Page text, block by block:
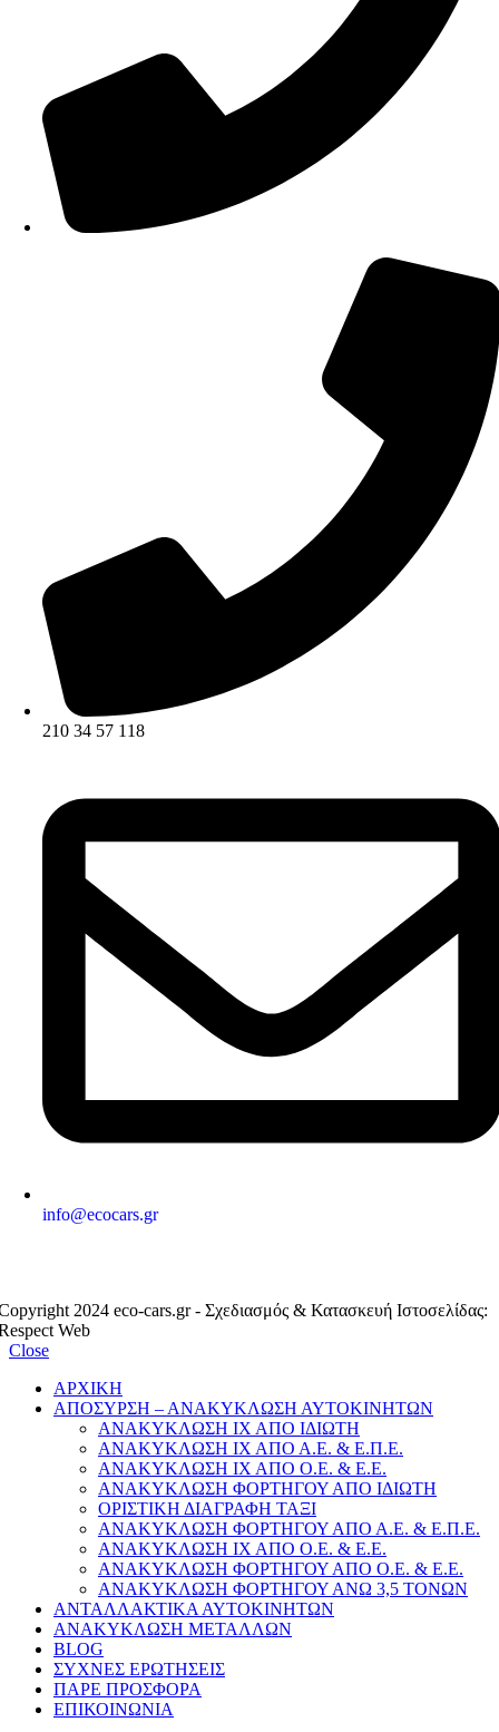
210 34 57 118
info@ecocars.gr
2024 eco-cars.gr - Σχεδιασμός & Κατασκευή Ιστοσελίδας:
Web
Close
ΑΡΧΙΚΗ
ΑΠΟΣΥΡΣΗ – ΑΝΑΚΥΚΛΩΣΗ ΑΥΤΟΚΙΝΗΤΩΝ
ΑΝΑΚΥΚΛΩΣΗ ΙΧ ΑΠΟ ΙΔΙΩΤΗ
ΑΝΑΚΥΚΛΩΣΗ ΙΧ ΑΠΟ Α.Ε. & Ε.Π.Ε.
ΑΝΑΚΥΚΛΩΣΗ ΙΧ ΑΠΟ Ο.Ε. & Ε.Ε.
ΑΝΑΚΥΚΛΩΣΗ ΦΟΡΤΗΓΟΥ ΑΠΟ ΙΔΙΩΤΗ
ΟΡΙΣΤΙΚΗ ΔΙΑΓΡΑΦΗ ΤΑΞΙ
ΑΝΑΚΥΚΛΩΣΗ ΦΟΡΤΗΓΟΥ ΑΠΟ Α.Ε. & Ε.Π.Ε.
ΑΝΑΚΥΚΛΩΣΗ ΙΧ ΑΠΟ Ο.Ε. & Ε.Ε.
ΑΝΑΚΥΚΛΩΣΗ ΦΟΡΤΗΓΟΥ ΑΠΟ Ο.Ε. & Ε.Ε.
ΑΝΑΚΥΚΛΩΣΗ ΦΟΡΤΗΓΟΥ ΑΝΩ 3,5 ΤΟΝΩΝ
ΑΝΤΑΛΛΑΚΤΙΚΑ ΑΥΤΟΚΙΝΗΤΩΝ
ΑΝΑΚΥΚΛΩΣΗ ΜΕΤΑΛΛΩΝ
BLOG
ΣΥΧΝΕΣ ΕΡΩΤΗΣΕΙΣ
ΠΑΡΕ ΠΡΟΣΦΟΡΑ
ΕΠΙΚΟΙΝΩΝΙΑ